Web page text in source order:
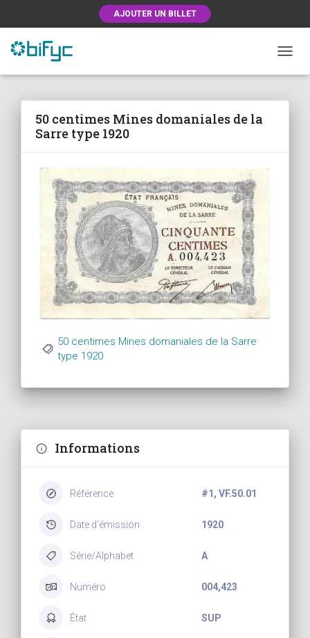
AJOUTER UN BILLET
50 centimes Mines domaniales de la
Sarre type 1920
50 centimes Mines domaniales de la Sarre
type 1920
Informations
Référence #1, VF.50.01
Date d'émission 1920
Série/Alphabet A
Numéro 004,423
État SUP